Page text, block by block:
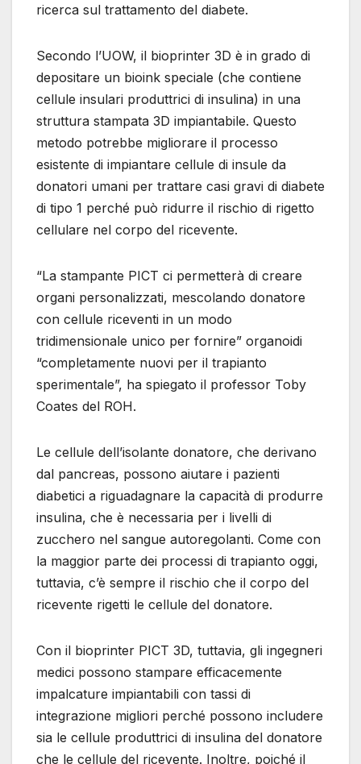
ricerca sul trattamento del diabete.
Secondo l’UOW, il bioprinter 3D è in grado di
depositare un bioink speciale (che contiene
cellule insulari produttrici di insulina) in una
struttura stampata 3D impiantabile. Questo
metodo potrebbe migliorare il processo
esistente di impiantare cellule di insule da
donatori umani per trattare casi gravi di diabete
di tipo 1 perché può ridurre il rischio di rigetto
cellulare nel corpo del ricevente.
“La stampante PICT ci permetterà di creare
organi personalizzati, mescolando donatore
con cellule riceventi in un modo
tridimensionale unico per fornire” organoidi
“completamente nuovi per il trapianto
sperimentale”, ha spiegato il professor Toby
Coates del ROH.
Le cellule dell’isolante donatore, che derivano
dal pancreas, possono aiutare i pazienti
diabetici a riguadagnare la capacità di produrre
insulina, che è necessaria per i livelli di
zucchero nel sangue autoregolanti. Come con
la maggior parte dei processi di trapianto oggi,
tuttavia, c’è sempre il rischio che il corpo del
ricevente rigetti le cellule del donatore.
Con il bioprinter PICT 3D, tuttavia, gli ingegneri
medici possono stampare efficacemente
impalcature impiantabili con tassi di
integrazione migliori perché possono includere
sia le cellule produttrici di insulina del donatore
che le cellule del ricevente. Inoltre, poiché il